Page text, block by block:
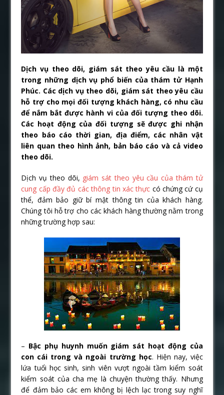
Dịch vụ theo dõi, giám sát theo yêu cầu là một
trong những dịch vụ phổ biến của thám tử Hạnh
Phúc. Các dịch vụ theo dõi, giám sát theo yêu cầu
hỗ trợ cho mọi đối tượng khách hàng, có nhu cầu
để nắm bắt được hành vi của đối tượng theo dõi.
Các hoạt động của đối tượng sẽ được ghi nhận
theo báo cáo thời gian, địa điểm, các nhân vật
liên quan theo hình ảnh, bản báo cáo và cả video
theo dõi.
Dịch vụ theo dõi, giám sát theo yêu cầu của thám tử
cung cấp đầy đủ các thông tin xác thực có chứng cứ cụ
thể, đảm bảo giữ bí mật thông tin của khách hàng.
Chúng tôi hỗ trợ cho các khách hàng thường nằm trong
những trường hợp sau:
– Bậc phụ huynh muốn giám sát hoạt động của
con cái trong và ngoài trường học. Hiện nay, việc
lứa tuổi học sinh, sinh viên vượt ngoài tầm kiểm soát
kiểm soát của cha mẹ là chuyện thường thấy. Nhưng
để đảm bảo các em không bị lệch lạc trong suy nghĩ